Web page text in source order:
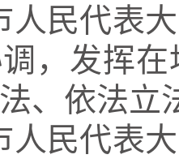
民代表
，发挥
、依法立
民代表